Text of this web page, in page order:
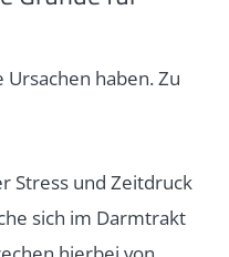
haben. Zu
Stress und Zeitdruck
sich im Darmtrakt